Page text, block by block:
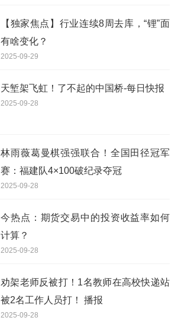
【独家焦点】行业连续8周去库，“锂”面
有啥变化？
2025-09-29
天堑架飞虹！了不起的中国桥-每日快报
2025-09-28
林雨薇葛曼棋强强联合！全国田径冠军
赛：福建队4×100破纪录夺冠
2025-09-28
今热点：期货交易中的投资收益率如何
计算？
2025-09-28
劝架老师反被打！1名教师在高校快递站
被2名工作人员打！ 播报
2025-09-28